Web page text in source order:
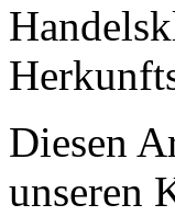
Diesen
unseren